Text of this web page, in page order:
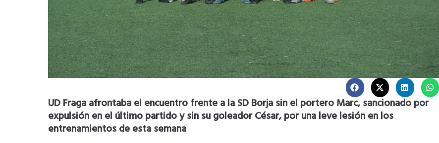
UD Fraga afrontaba el encuentro frente a la SD Borja sin el portero Marc, sancionado por
expulsión en el último partido y sin su goleador César, por una leve lesión en los
entrenamientos de esta semana